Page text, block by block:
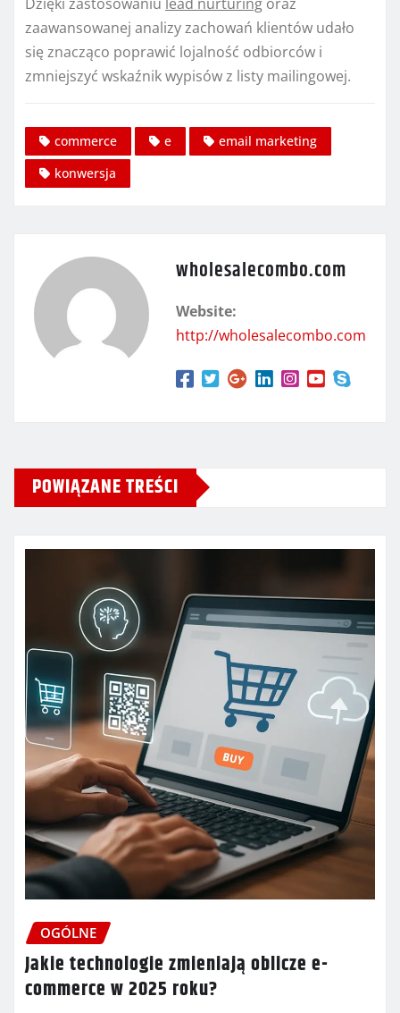
zaawansowanej analizy zachowań klientów udało
się znacząco poprawić lojalność odbiorców i
zmniejszyć wskaźnik wypisów z listy mailingowej.
commerce e
email marketing
konwersja
wholesalecombo.com
Website:
http://wholesalecombo.com
POWIĄZANE TREŚCI
OGÓLNE
Jakie technologie zmieniają oblicze e-
commerce w 2025 roku?